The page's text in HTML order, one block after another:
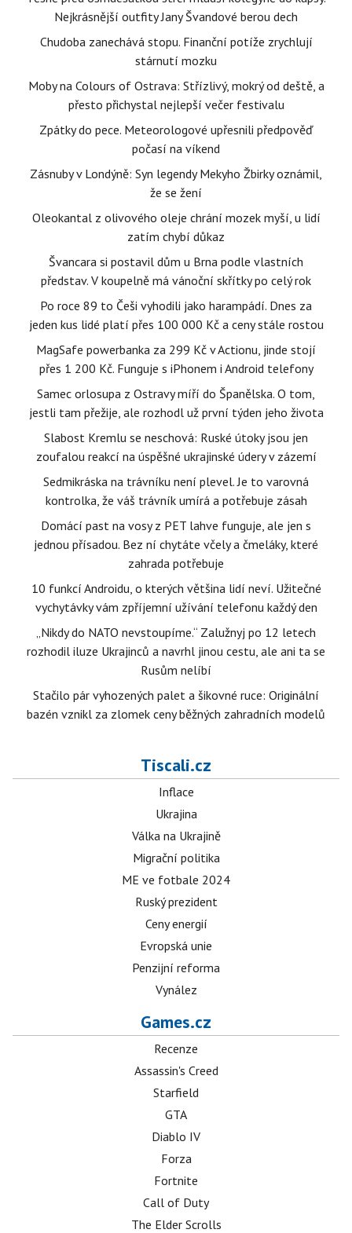
Nejkrásnější outfity Jany Švandové berou dech
Chudoba zanechává stopu. Finanční potíže zrychlují
stárnutí mozku
Moby na Colours of Ostrava: Střízlivý, mokrý od deště, a
přesto přichystal nejlepší večer festivalu
Zpátky do pece. Meteorologové upřesnili předpověď
počasí na víkend
Zásnuby v Londýně: Syn legendy Mekyho Žbirky oznámil,
že se žení
Oleokantal z olivového oleje chrání mozek myší, u lidí
zatím chybí důkaz
Švancara si postavil dům u Brna podle vlastních
představ. V koupelně má vánoční skřítky po celý rok
Po roce 89 to Češi vyhodili jako harampádí. Dnes za
jeden kus lidé platí přes 100 000 Kč a ceny stále rostou
MagSafe powerbanka za 299 Kč v Actionu, jinde stojí
přes 1 200 Kč. Funguje s iPhonem i Android telefony
Samec orlosupa z Ostravy míří do Španělska. O tom,
jestli tam přežije, ale rozhodl už první týden jeho života
Slabost Kremlu se neschová: Ruské útoky jsou jen
zoufalou reakcí na úspěšné ukrajinské údery v zázemí
Sedmikráska na trávníku není plevel. Je to varovná
kontrolka, že váš trávník umírá a potřebuje zásah
Domácí past na vosy z PET lahve funguje, ale jen s
jednou přísadou. Bez ní chytáte včely a čmeláky, které
zahrada potřebuje
10 funkcí Androidu, o kterých většina lidí neví. Užitečné
vychytávky vám zpříjemní užívání telefonu každý den
„Nikdy do NATO nevstoupíme.“ Zalužnyj po 12 letech
rozhodil iluze Ukrajinců a navrhl jinou cestu, ale ani ta se
Rusům nelíbí
Stačilo pár vyhozených palet a šikovné ruce: Originální
bazén vznikl za zlomek ceny běžných zahradních modelů
Tiscali.cz
Inflace
Ukrajina
Válka na Ukrajině
Migrační politika
ME ve fotbale 2024
Ruský prezident
Ceny energií
Evropská unie
Penzijní reforma
Vynález
Games.cz
Recenze
Assassin's Creed
Starfield
GTA
Diablo IV
Forza
Fortnite
Call of Duty
The Elder Scrolls